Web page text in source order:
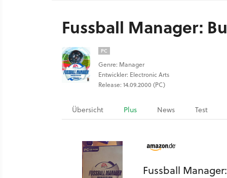
Fussball Manager:
PC
Genre: Manager
Entwickler: Electronic Arts
Release: 14.09.2000 (PC)
Übersicht Plus News Test
Fussball